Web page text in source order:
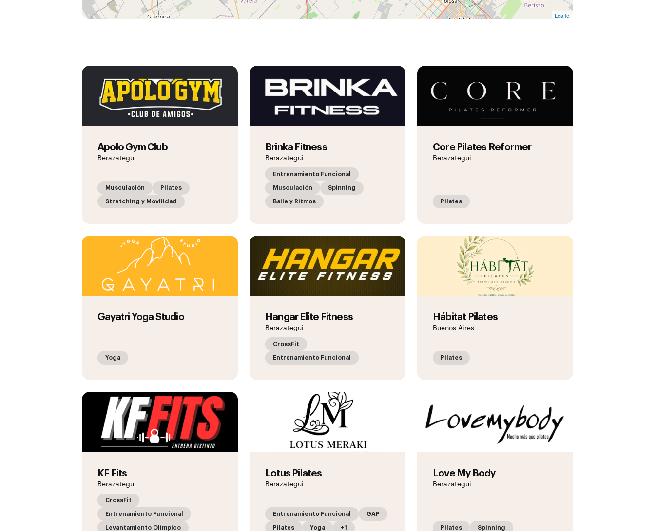
Leaflet
Apolo Gym Club
Berazategui
Musculación Pilates
Stretching y Movilidad
Brinka Fitness
Berazategui
Entrenamiento Funcional
Musculación Spinning
Baile y Ritmos
Core Pilates Reformer
Berazategui
Pilates
Gayatri Yoga Studio
Yoga
Hangar Elite Fitness
Berazategui
CrossFit
Entrenamiento Funcional
Hábitat Pilates
Buenos Aires
Pilates
KF Fits
Berazategui
CrossFit
Entrenamiento Funcional
Levantamiento Olímpico
Lotus Pilates
Berazategui
Entrenamiento Funcional GAP
Pilates Yoga +1
Love My Body
Berazategui
Pilates Spinning